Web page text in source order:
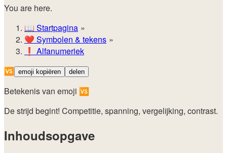
You are here.
📖 Startpagina
❤️ Symbolen & tekens
❗ Alfanumeriek
🆚 emoji kopiëren delen
Betekenis van emoji 🆚
De strijd begint! Competitie, spanning, vergelijking, contrast.
Inhoudsopgave